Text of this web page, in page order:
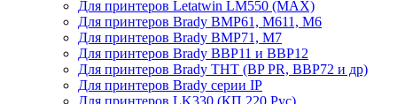
Для принтеров Letatwin LM550 (MAX)
Для принтеров Brady BMP61, M611, M6
Для принтеров Brady BMP71, M7
Для принтеров Brady BBP11 и BBP12
Для принтеров Brady THT (BP PR, BBP72 и др)
Для принтеров Brady серии IP
Для принтеров LK330 (КП 220 Рус)